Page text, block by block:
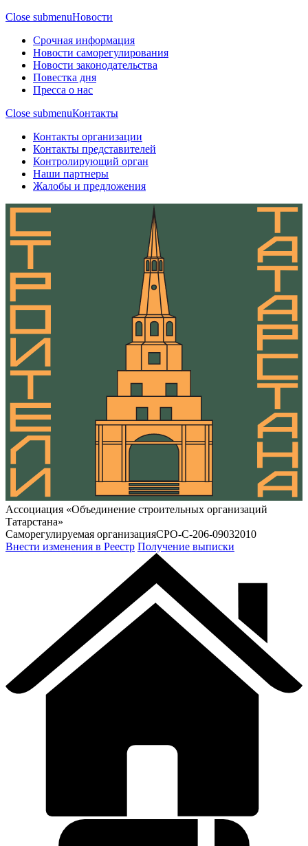
Close submenuНовости
Срочная информация
Новости саморегулирования
Новости законодательства
Повестка дня
Пресса о нас
Close submenuКонтакты
Контакты организации
Контакты представителей
Контролирующий орган
Наши партнеры
Жалобы и предложения
Ассоциация «Объединение строительных организаций
Татарстана»
Саморегулируемая организацияСРО-С-206-09032010
Внести изменения в Реестр Получение выписки